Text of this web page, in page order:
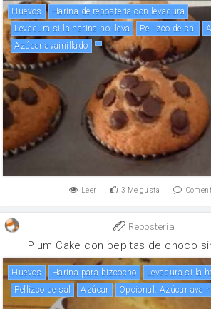
huevos
Harina de reposteria con levadura
Levadura si la harina no lleva
Pellizco de sal
Azúcar avainillado
Leer 3 Me gusta
Reposteria
Plum Cake con pepitas de choco
huevos Harina para bizcocho
Levadura si la
Pellizco de sal
Azúcar Opcional: Azúcar